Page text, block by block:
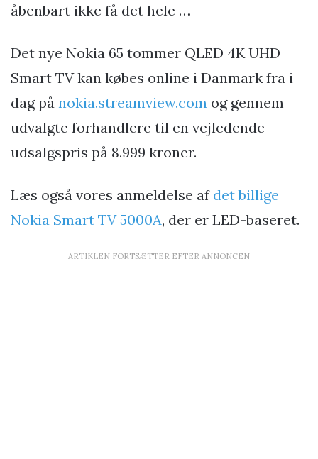
åbenbart ikke få det hele …
Det nye Nokia 65 tommer QLED 4K UHD
Smart TV kan købes online i Danmark fra i
dag på nokia.streamview.com og gennem
udvalgte forhandlere til en vejledende
udsalgspris på 8.999 kroner.
Læs også vores anmeldelse af det billige
Nokia Smart TV 5000A, der er LED-baseret.
ARTIKLEN FORTSÆTTER EFTER ANNONCEN